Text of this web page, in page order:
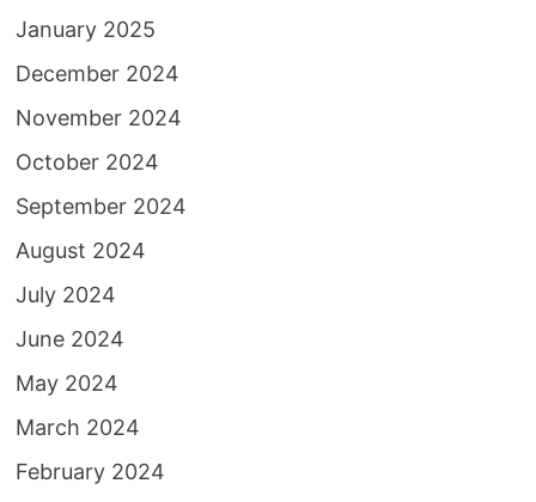
January 2025
December 2024
November 2024
October 2024
September 2024
August 2024
July 2024
June 2024
May 2024
March 2024
February 2024